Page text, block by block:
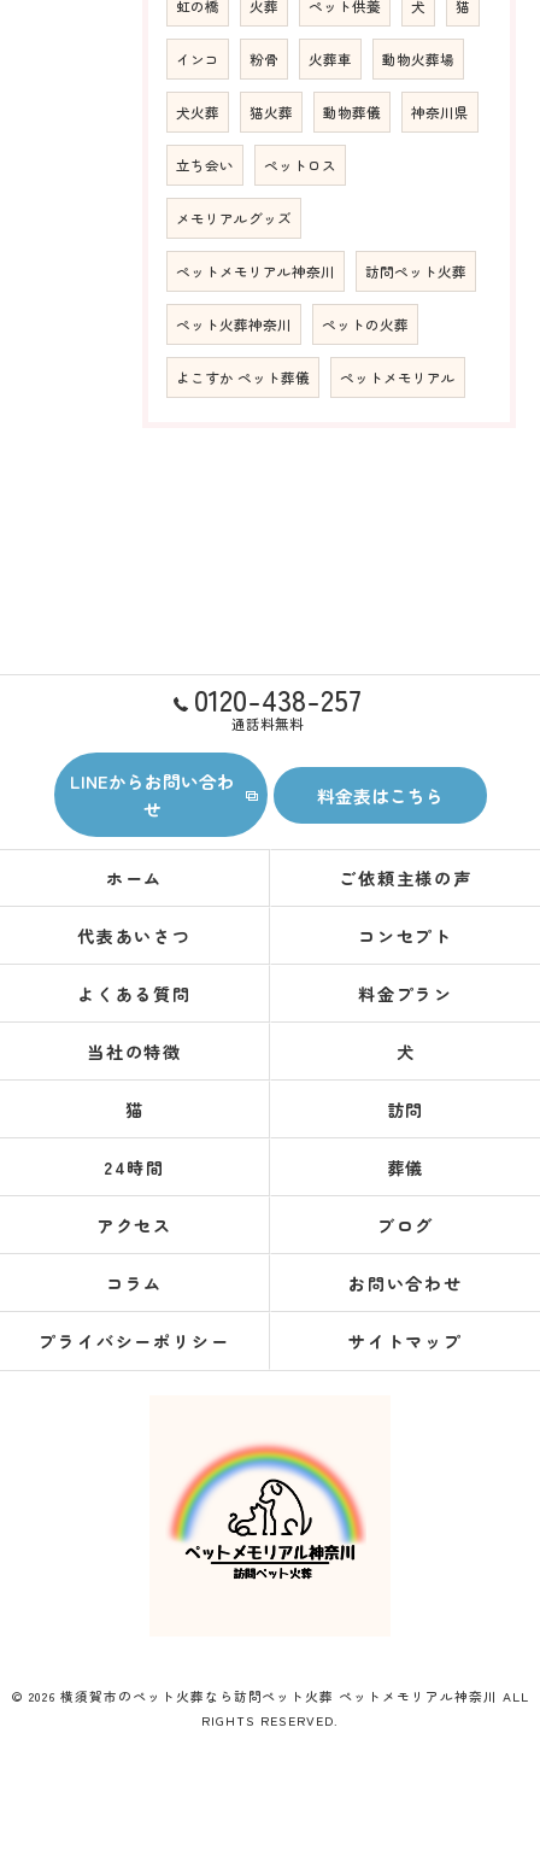
虹の橋 火葬 ペット供養 犬 猫
インコ 粉骨 火葬車 動物火葬場
犬火葬 猫火葬 動物葬儀 神奈川県
立ち会い ペットロス
メモリアルグッズ
ペットメモリアル神奈川 訪問ペット火葬
ペット火葬神奈川 ペットの火葬
よこすか ペット葬儀 ペットメモリアル
0120-438-257
通話料無料
LINEからお問い合わ
せ
料金表はこちら
ホーム ご依頼主様の声
代表あいさつ コンセプト
よくある質問 料金プラン
当社の特徴 犬
猫 訪問
24時間 葬儀
アクセス ブログ
コラム お問い合わせ
プライバシーポリシー サイトマップ
© 2026 横須賀市のペット火葬なら訪問ペット火葬 ペットメモリアル神奈川 ALL
RIGHTS RESERVED.